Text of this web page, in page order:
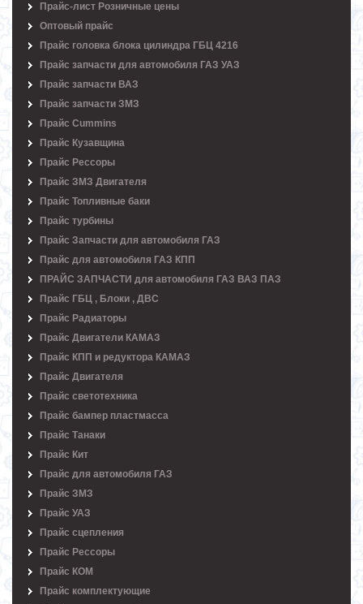
Прайс-лист Розничные цены
Оптовый прайс
Прайс головка блока цилиндра ГБЦ 4216
Прайс запчасти для автомобиля ГАЗ УАЗ
Прайс запчасти ВАЗ
Прайс запчасти ЗМЗ
Прайс Cummins
Прайс Кузавщина
Прайс Рессоры
Прайс ЗМЗ Двигателя
Прайс Топливные баки
Прайс турбины
Прайс Запчасти для автомобиля ГАЗ
Прайс для автомобиля ГАЗ КПП
ПРАЙС ЗАПЧАСТИ для автомобиля ГАЗ ВАЗ ПАЗ
Прайс ГБЦ , Блоки , ДВС
Прайс Радиаторы
Прайс Двигатели КАМАЗ
Прайс КПП и редуктора КАМАЗ
Прайс Двигателя
Прайс светотехника
Прайс бампер пластмасса
Прайс Танаки
Прайс Кит
Прайс для автомобиля ГАЗ
Прайс ЗМЗ
Прайс УАЗ
Прайс сцепления
Прайс Рессоры
Прайс КОМ
Прайс комплектующие